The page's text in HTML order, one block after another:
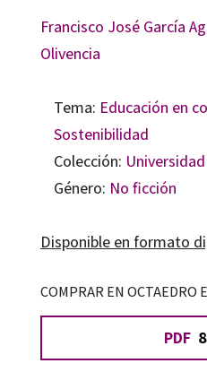
Francisco José García
Olivencia
Tema: Educación en
Sostenibilidad
Colección: Universidad
Género: No ficción
Disponible en formato
COMPRAR EN OCTAEDRO
PDF